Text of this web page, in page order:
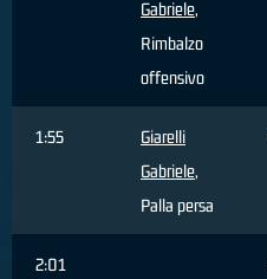
Gabriele,
Rimbalzo
offensivo
1:55
Giarelli
Gabriele,
Palla persa
2:01